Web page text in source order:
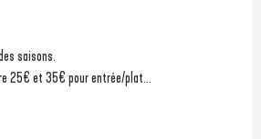
saisons.
25€ et 35€ pour entrée/plat...